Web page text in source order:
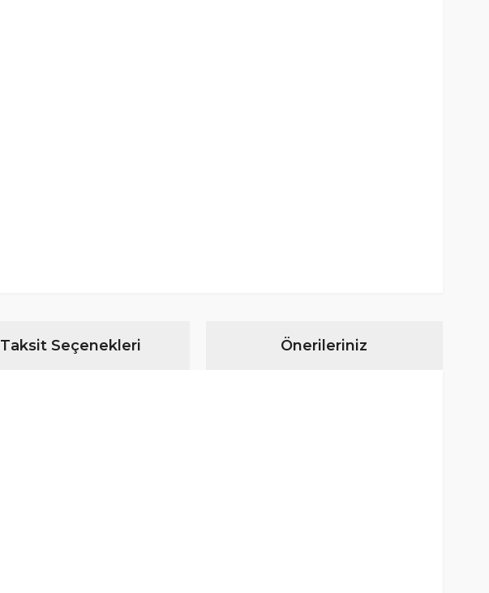
Taksit Seçenekleri Önerileriniz